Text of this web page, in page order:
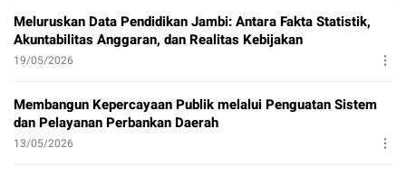
Meluruskan Data Pendidikan Jambi: Antara Fakta Statistik,
Akuntabilitas Anggaran, dan Realitas Kebijakan
19/05/2026
Membangun Kepercayaan Publik melalui Penguatan Sistem
dan Pelayanan Perbankan Daerah
13/05/2026